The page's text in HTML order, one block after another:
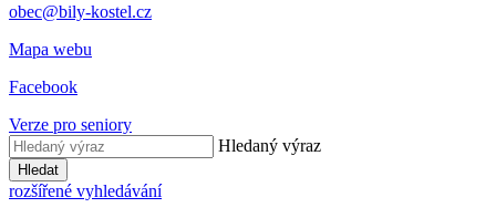
obec@bily-kostel.cz
Mapa webu
Facebook
Verze pro seniory
Hledaný výraz
Hledat
rozšířené vyhledávání